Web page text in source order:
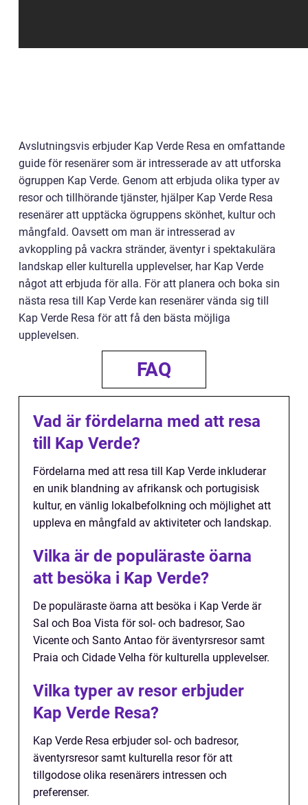
Avslutningsvis erbjuder Kap Verde Resa en omfattande
guide för resenärer som är intresserade av att utforska
ögruppen Kap Verde. Genom att erbjuda olika typer av
resor och tillhörande tjänster, hjälper Kap Verde Resa
resenärer att upptäcka ögruppens skönhet, kultur och
mångfald. Oavsett om man är intresserad av
avkoppling på vackra stränder, äventyr i spektakulära
landskap eller kulturella upplevelser, har Kap Verde
något att erbjuda för alla. För att planera och boka sin
nästa resa till Kap Verde kan resenärer vända sig till
Kap Verde Resa för att få den bästa möjliga
upplevelsen.
FAQ
Vad är fördelarna med att resa
till Kap Verde?
Fördelarna med att resa till Kap Verde inkluderar
en unik blandning av afrikansk och portugisisk
kultur, en vänlig lokalbefolkning och möjlighet att
uppleva en mångfald av aktiviteter och landskap.
Vilka är de populäraste öarna
att besöka i Kap Verde?
De populäraste öarna att besöka i Kap Verde är
Sal och Boa Vista för sol- och badresor, Sao
Vicente och Santo Antao för äventyrsresor samt
Praia och Cidade Velha för kulturella upplevelser.
Vilka typer av resor erbjuder
Kap Verde Resa?
Kap Verde Resa erbjuder sol- och badresor,
äventyrsresor samt kulturella resor för att
tillgodose olika resenärers intressen och
preferenser.